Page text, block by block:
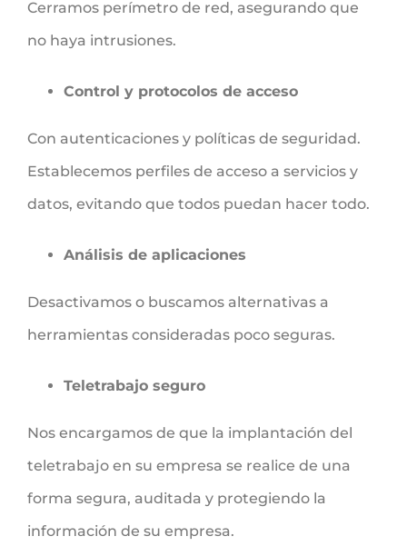
Cerramos perímetro de red, asegurando que
no haya intrusiones.
Control y protocolos de acceso
Con autenticaciones y políticas de seguridad.
Establecemos perfiles de acceso a servicios y
datos, evitando que todos puedan hacer todo.
Análisis de aplicaciones
Desactivamos o buscamos alternativas a
herramientas consideradas poco seguras.
Teletrabajo seguro
Nos encargamos de que la implantación del
teletrabajo en su empresa se realice de una
forma segura, auditada y protegiendo la
información de su empresa.